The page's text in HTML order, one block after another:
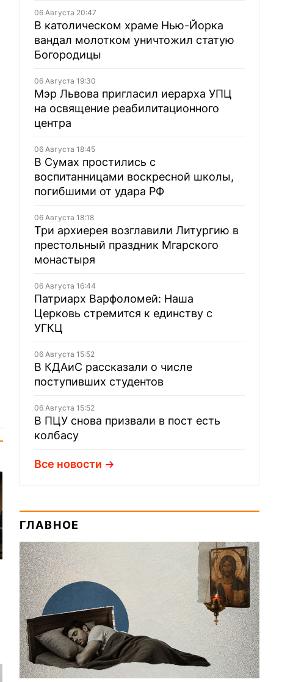
06 Августа 20:47
В католическом храме Нью-Йорка
вандал молотком уничтожил статую
Богородицы
06 Августа 19:30
Мэр Львова пригласил иерарха УПЦ
на освящение реабилитационного
центра
06 Августа 18:45
В Сумах простились с
воспитанницами воскресной школы,
погибшими от удара РФ
06 Августа 18:18
Три архиерея возглавили Литургию в
престольный праздник Мгарского
монастыря
06 Августа 16:44
Патриарх Варфоломей: Наша
Церковь стремится к единству с
УГКЦ
06 Августа 15:52
В КДАиС рассказали о числе
поступивших студентов
06 Августа 15:52
В ПЦУ снова призвали в пост есть
колбасу
Все новости
ГЛАВНОЕ